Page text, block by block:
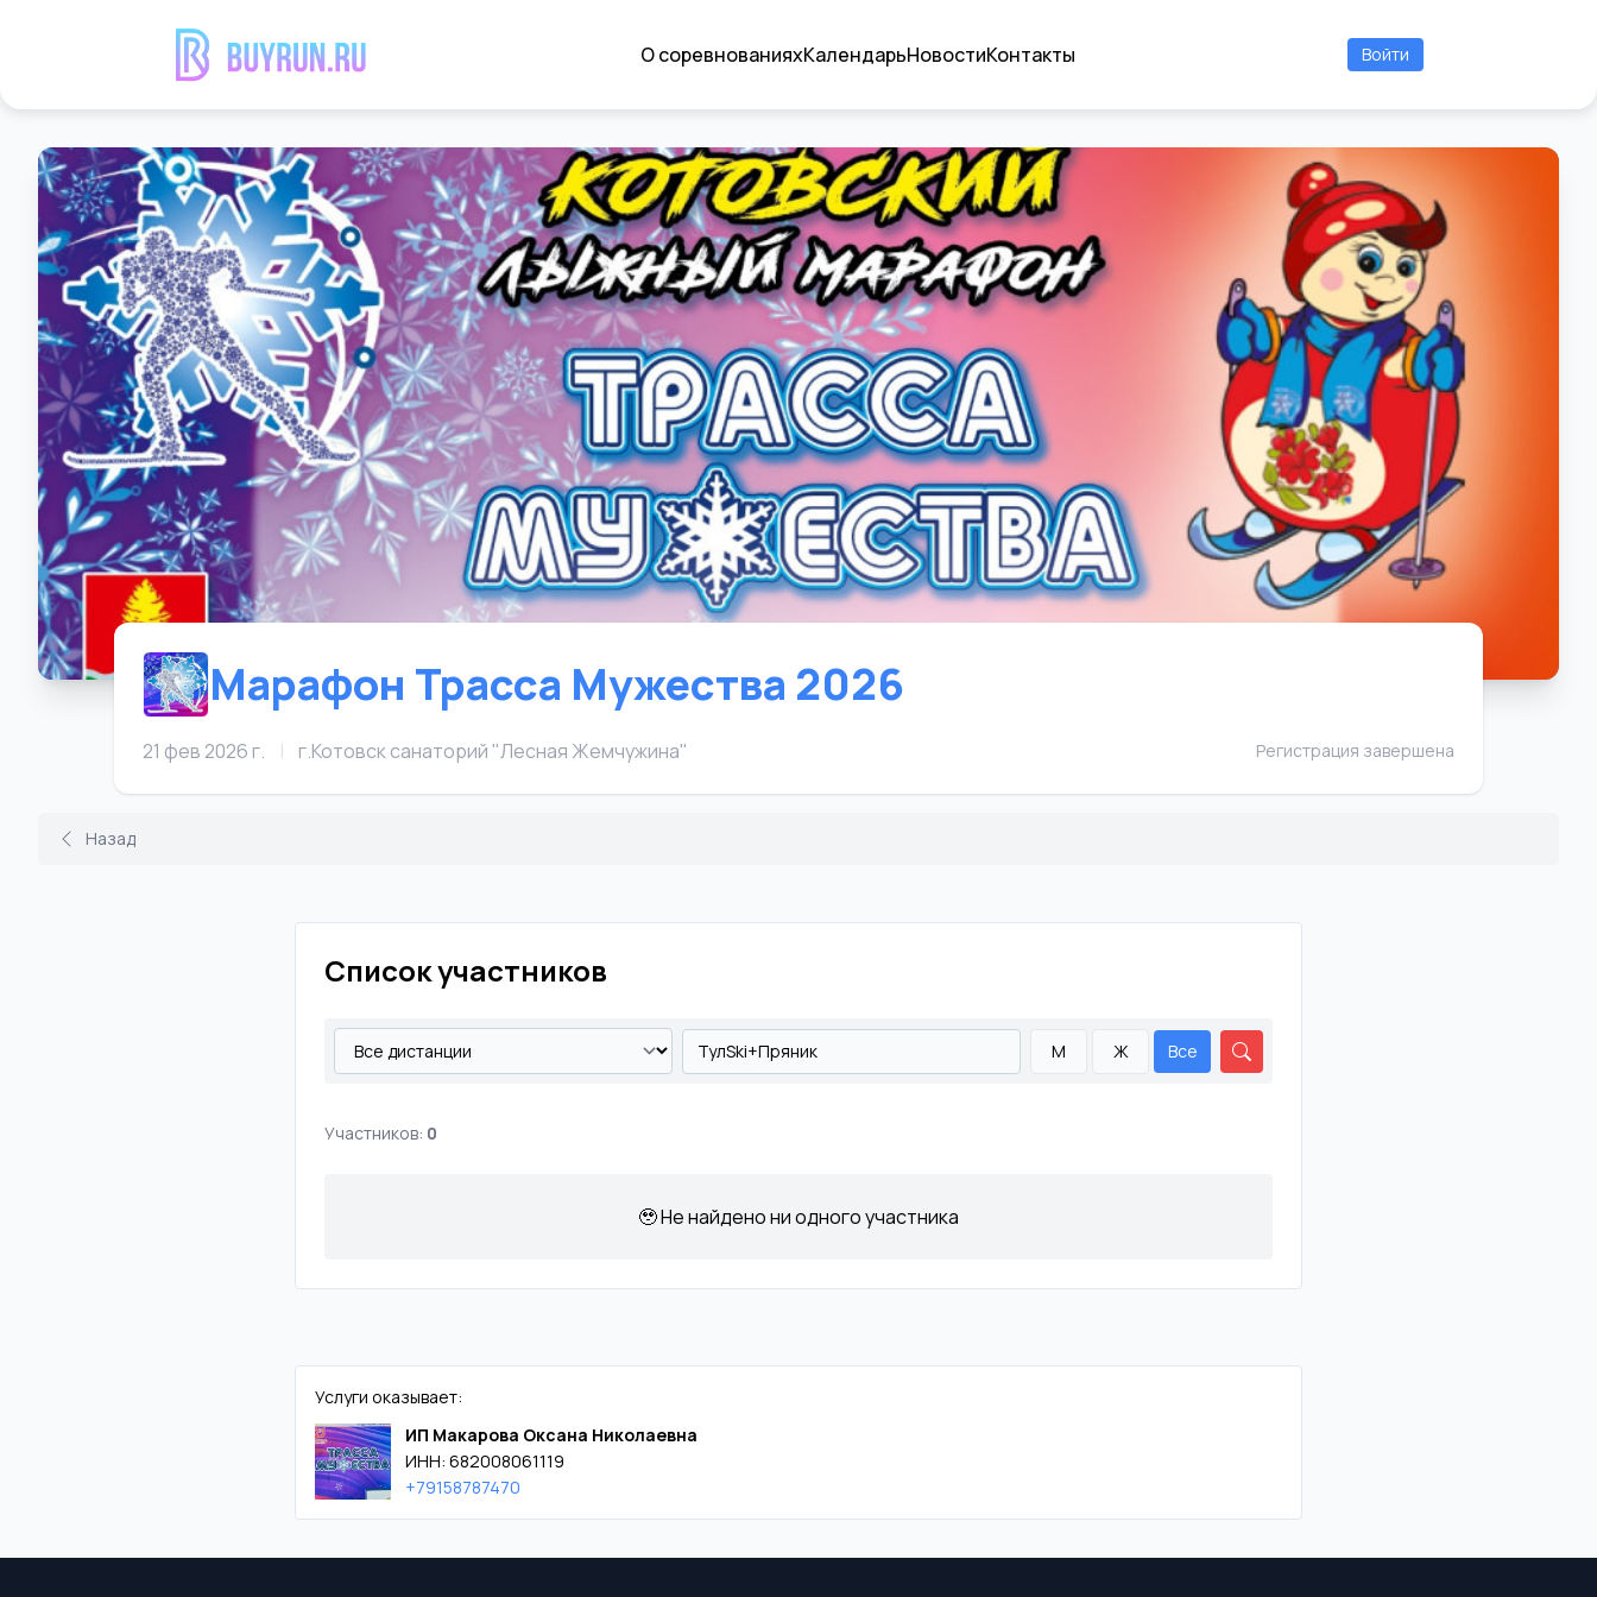
О соревнованияхКалендарьНовостиКонтакты Войти
Марафон Трасса Мужества 2026
21 фев 2026 г. | г.Котовск санаторий "Лесная Жемчужина" Регистрация завершена
Назад
Список участников
М Ж Все
Участников: 0
🥹 Не найдено ни одного участника
Услуги оказывает:
ИП Макарова Оксана Николаевна
ИНН: 682008061119
+79158787470